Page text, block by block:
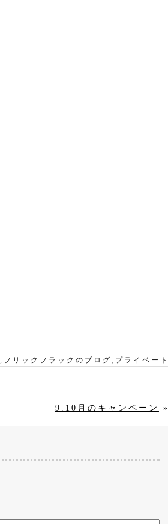
, フリックフラックのブログ , プライベート
9.10月のキャンペーン »